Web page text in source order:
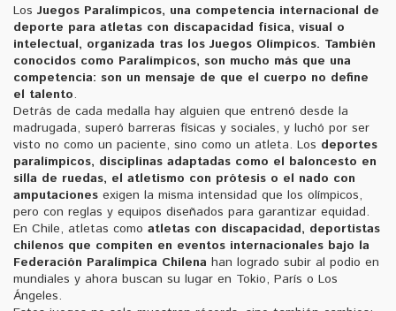
Los Juegos Paralímpicos, una competencia internacional de
deporte para atletas con discapacidad física, visual o
intelectual, organizada tras los Juegos Olímpicos. También
conocidos como Paralímpicos, son mucho más que una
competencia: son un mensaje de que el cuerpo no define
el talento.
Detrás de cada medalla hay alguien que entrenó desde la
madrugada, superó barreras físicas y sociales, y luchó por ser
visto no como un paciente, sino como un atleta. Los deportes
paralímpicos, disciplinas adaptadas como el baloncesto en
silla de ruedas, el atletismo con prótesis o el nado con
amputaciones exigen la misma intensidad que los olímpicos,
pero con reglas y equipos diseñados para garantizar equidad.
En Chile, atletas como atletas con discapacidad, deportistas
chilenos que compiten en eventos internacionales bajo la
Federación Paralímpica Chilena han logrado subir al podio en
mundiales y ahora buscan su lugar en Tokio, París o Los
Ángeles.